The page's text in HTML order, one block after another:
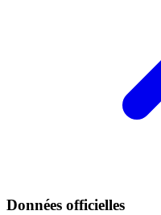
Données officielles